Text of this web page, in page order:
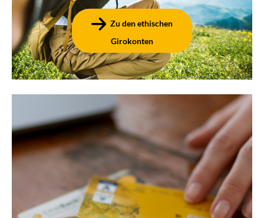
Zu den ethischen
Girokonten
Karten zum Konto
Bargeld abheben, Bargeld einzahlen, mobil &
kontaktlos bezahlen, online einkaufen und noch vieles
mehr – mit der girocard und der Kreditkarte genießen
Sie im gesamten Euroraum sowie im Rest der Welt Ihre
finanzielle Freiheit. Informieren Sie sich auf diesen